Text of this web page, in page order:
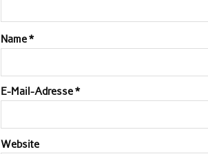
Name*
E-Mail-Adresse*
Website